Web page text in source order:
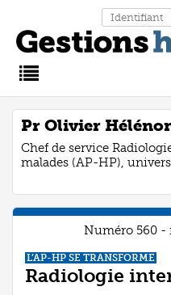
Main
Menu
Pr Olivier
Chef de service
malades (AP-HP),
Numéro 560 -
L’AP-HP SE TRANSFORME
Radiologie